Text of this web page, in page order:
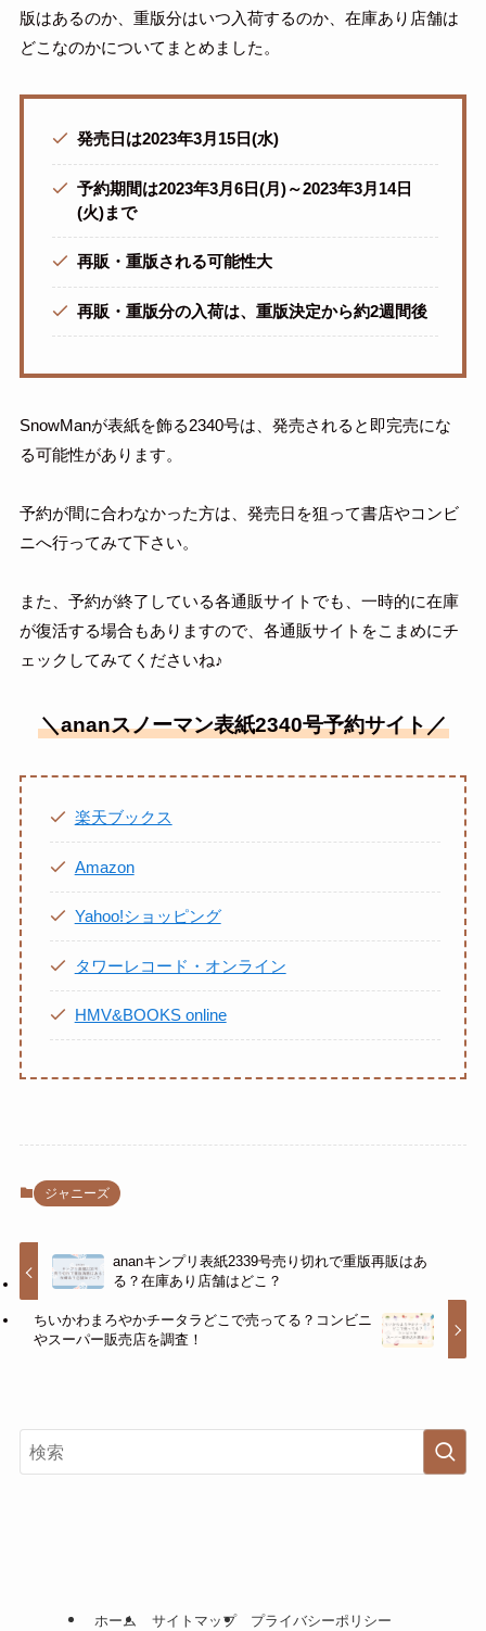
版はあるのか、重版分はいつ入荷するのか、在庫あり店舗は
どこなのかについてまとめました。
発売日は2023年3月15日(水)
予約期間は2023年3月6日(月)～2023年3月14日
(火)まで
再販・重版される可能性大
再販・重版分の入荷は、重版決定から約2週間後
SnowManが表紙を飾る2340号は、発売されると即完売にな
る可能性があります。
予約が間に合わなかった方は、発売日を狙って書店やコンビ
ニへ行ってみて下さい。
また、予約が終了している各通販サイトでも、一時的に在庫
が復活する場合もありますので、各通販サイトをこまめにチ
ェックしてみてくださいね♪
＼ananスノーマン表紙2340号予約サイト／
楽天ブックス
Amazon
Yahoo!ショッピング
タワーレコード・オンライン
HMV&BOOKS online
ジャニーズ
ananキンプリ表紙2339号売り切れで重版再販はあ
る？在庫あり店舗はどこ？
ちいかわまろやかチータラどこで売ってる？コンビニ
やスーパー販売店を調査！
ホーム サイトマップ プライバシーポリシー